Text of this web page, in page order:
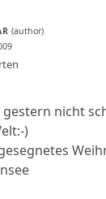
gestern nicht
)